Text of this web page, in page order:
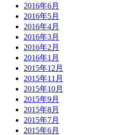
2016年6月
2016年5月
2016年4月
2016年3月
2016年2月
2016年1月
2015年12月
2015年11月
2015年10月
2015年9月
2015年8月
2015年7月
2015年6月